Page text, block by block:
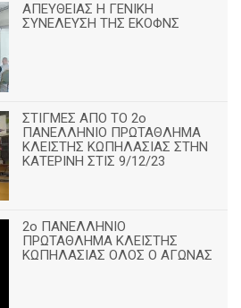
ΑΠΕΥΘΕΙΑΣ Η ΓΕΝΙΚΗ
ΣΥΝΕΛΕΥΣΗ ΤΗΣ ΕΚΟΦΝΣ
ΣΤΙΓΜΕΣ ΑΠΟ ΤΟ 2ο
ΠΑΝΕΛΛΗΝΙΟ ΠΡΩΤΑΘΛΗΜΑ
ΚΛΕΙΣΤΗΣ ΚΩΠΗΛΑΣΙΑΣ ΣΤΗΝ
ΚΑΤΕΡΙΝΗ ΣΤΙΣ 9/12/23
2ο ΠΑΝΕΛΛΗΝΙΟ
ΠΡΩΤΑΘΛΗΜΑ ΚΛΕΙΣΤΗΣ
ΚΩΠΗΛΑΣΙΑΣ ΟΛΟΣ Ο ΑΓΩΝΑΣ